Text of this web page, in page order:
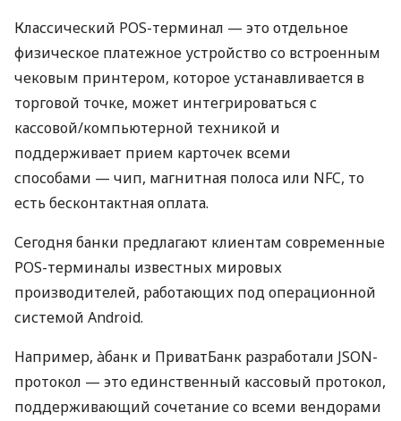
Классический POS-терминал — это отдельное
физическое платежное устройство со встроенным
чековым принтером, которое устанавливается в
торговой точке, может интегрироваться с
кассовой/компьютерной техникой и
поддерживает прием карточек всеми
способами — чип, магнитная полоса или NFC, то
есть бесконтактная оплата.
Сегодня банки предлагают клиентам современные
POS-терминалы известных мировых
производителей, работающих под операционной
системой Android.
Например, àбанк и ПриватБанк разработали JSON-
протокол — это единственный кассовый протокол,
поддерживающий сочетание со всеми вендорами